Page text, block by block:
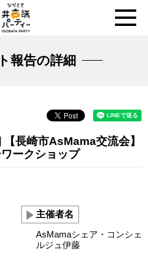
報告の詳細
長崎市AsMama交流会】
ークショップ
主催者名
AsMamaシェア・コンシェ
ルジュ伊藤